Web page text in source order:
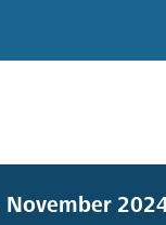
November